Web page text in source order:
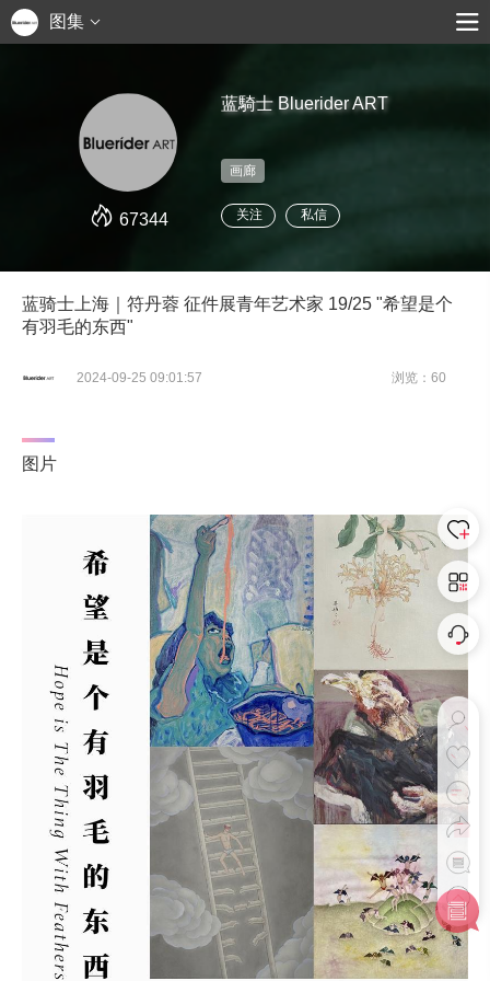
图集
67344
蓝騎士 Bluerider ART
画廊
关注 私信
蓝骑士上海｜符丹蓉 征件展青年艺术家 19/25 "希望是个
有羽毛的东西"
2024-09-25 09:01:57 浏览：60
图片